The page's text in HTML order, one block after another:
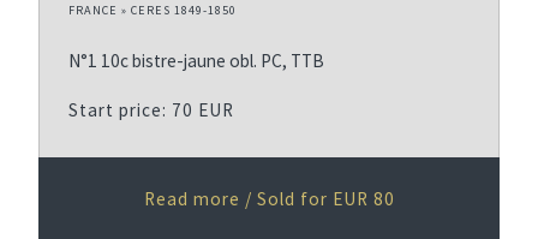
FRANCE » CERES 1849-1850
N°1 10c bistre-jaune obl. PC, TTB
Start price: 70 EUR
Read more / Sold for EUR 80